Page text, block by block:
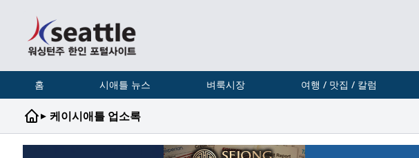
홈 시애틀 뉴스 벼룩시장 여행 / 맛집 / 칼럼
▸ 케이시애틀 업소록